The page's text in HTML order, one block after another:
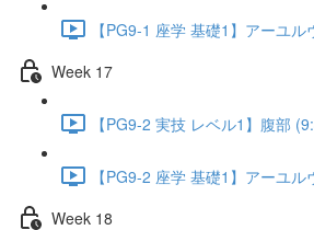
【PG9-1 座学 基礎1】アーユ
Week 17
【PG9-2 実技 レベル1】腹部
【PG9-2 座学 基礎1】アーユ
Week 18